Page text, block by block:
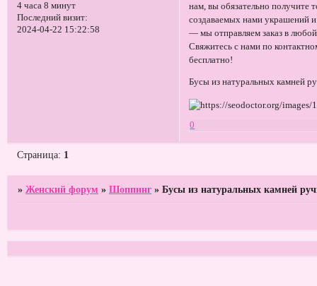
4 часа 8 минут
Последний визит:
2024-04-22 15:22:58
нам, вы обязательно получите
создаваемых нами украшений
— мы отправляем заказ в
Свяжитесь с нами по
бесплатно!
Бусы из натуральных камней
0
Страница: 1
»Женский форум »Шоппинг »Бусы из натуральных камней